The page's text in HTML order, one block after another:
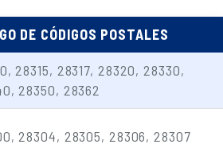
DE CÓDIGOS POSTALES
28315, 28317, 28320, 28330,
28350, 28362
28304, 28305, 28306, 28307